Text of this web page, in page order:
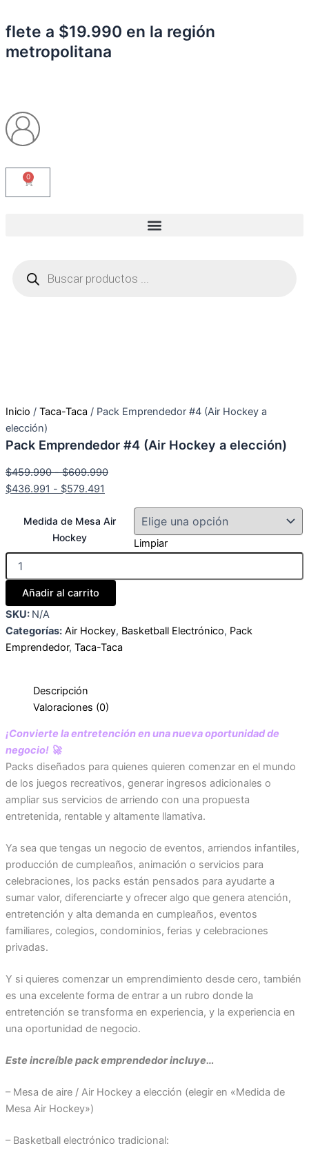
al
contenido
flete a $19.990 en la región
metropolitana
0 Carrito
productos
Inicio / Taca-Taca / Pack Emprendedor #4 (Air Hockey a
elección)
Pack Emprendedor #4 (Air Hockey a elección)
$459.990 - $609.990Rango
desde
$459.990
hasta
$436.991 - $579.491
Rango
desde
$436.991
hasta
Medida de Mesa Air
Hockey
Limpiar
Emprendedor
(Air
Hockey
a
elección)
cantidad
Añadir al carrito
SKU: N/A
Categorías: Air Hockey, Basketball Electrónico, Pack
Emprendedor, Taca-Taca
Descripción
Valoraciones (0)
¡Convierte la entretención en una nueva oportunidad de
negocio! 🚀
Packs diseñados para quienes quieren comenzar en el mundo
de los juegos recreativos, generar ingresos adicionales o
ampliar sus servicios de arriendo con una propuesta
entretenida, rentable y altamente llamativa.
Ya sea que tengas un negocio de eventos, arriendos infantiles,
producción de cumpleaños, animación o servicios para
celebraciones, los packs están pensados para ayudarte a
sumar valor, diferenciarte y ofrecer algo que genera atención,
entretención y alta demanda en cumpleaños, eventos
familiares, colegios, condominios, ferias y celebraciones
privadas.
Y si quieres comenzar un emprendimiento desde cero, también
es una excelente forma de entrar a un rubro donde la
entretención se transforma en experiencia, y la experiencia en
una oportunidad de negocio.
Este increíble pack emprendedor incluye…
– Mesa de aire / Air Hockey a elección (elegir en «Medida de
Mesa Air Hockey»)
– Basketball electrónico tradicional: